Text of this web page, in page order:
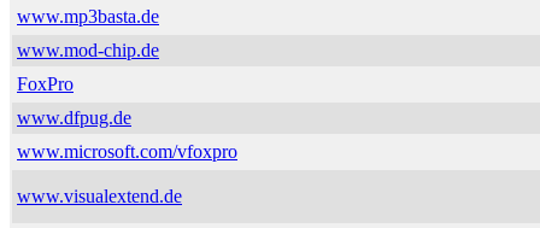
www.mp3basta.de
www.mod-chip.de
FoxPro
www.dfpug.de
www.microsoft.com/vfoxpro
www.visualextend.de